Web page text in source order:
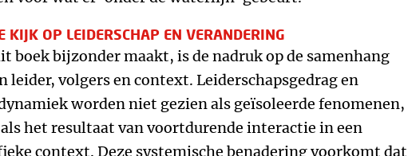
KIJK OP LEIDERSCHAP EN VERANDERING
boek bijzonder maakt, is de nadruk op de samenhang
leider, volgers en context. Leiderschapsgedrag en
worden niet gezien als geïsoleerde fenomenen,
het resultaat van voortdurende interactie in een
context. Deze systemische benadering voorkomt dat